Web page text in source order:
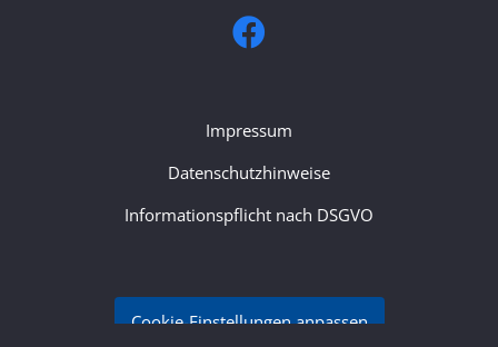
Impressum
Datenschutzhinweise
Informationspflicht nach DSGVO
Cookie-Einstellungen anpassen